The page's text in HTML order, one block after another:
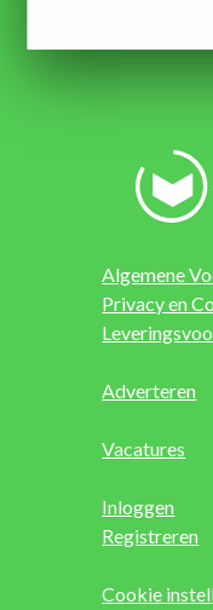
Algemene
Privacy en
Adverteren
Vacatures
Inloggen
Registreren
Cookie